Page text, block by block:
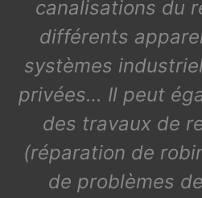
canalisations du
différents
systèmes
privées… Il peut
des travaux de
(réparation de
de problèmes